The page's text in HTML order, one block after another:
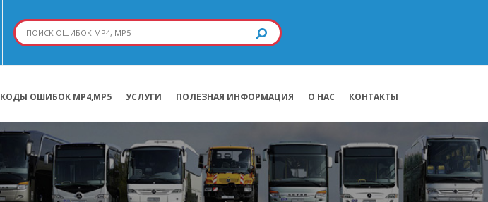
КОДЫ ОШИБОК МР4,МР5 УСЛУГИ ПОЛЕЗНАЯ ИНФОРМАЦИЯ О НАС КОНТАКТЫ